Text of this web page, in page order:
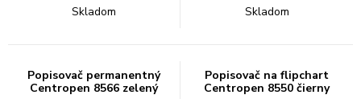
Skladom Skladom
Popisovač permanentný
Centropen 8566 zelený
Popisovač na flipchart
Centropen 8550 čierny